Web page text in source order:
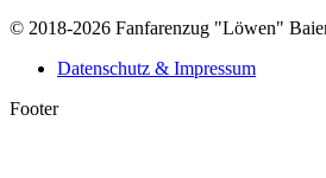
© 2018-2026 Fanfarenzug "Löwen"
Datenschutz & Impressum
Footer